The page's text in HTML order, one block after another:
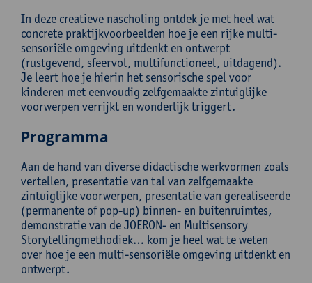
In deze creatieve nascholing ontdek je met heel wat
concrete praktijkvoorbeelden hoe je een rijke multi-
sensoriële omgeving uitdenkt en ontwerpt
(rustgevend, sfeervol, multifunctioneel, uitdagend).
Je leert hoe je hierin het sensorische spel voor
kinderen met eenvoudig zelfgemaakte zintuiglijke
voorwerpen verrijkt en wonderlijk triggert.
Programma
Aan de hand van diverse didactische werkvormen zoals
vertellen, presentatie van tal van zelfgemaakte
zintuiglijke voorwerpen, presentatie van gerealiseerde
(permanente of pop-up) binnen- en buitenruimtes,
demonstratie van de JOERON- en Multisensory
Storytellingmethodiek… kom je heel wat te weten
over hoe je een multi-sensoriële omgeving uitdenkt en
ontwerpt.